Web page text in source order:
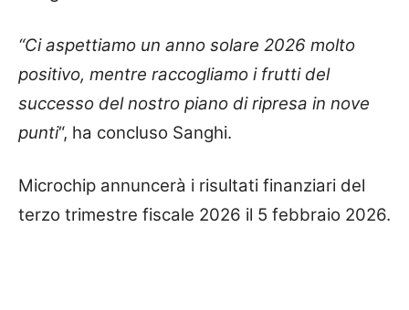
“Ci aspettiamo un anno solare 2026 molto
positivo, mentre raccogliamo i frutti del
successo del nostro piano di ripresa in nove
punti“, ha concluso Sanghi.
Microchip annuncerà i risultati finanziari del
terzo trimestre fiscale 2026 il 5 febbraio 2026.